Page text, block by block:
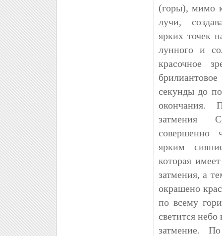
(горы), мимо
лучи,
ярких точек
лунного и
красочное
секунды до
окончания.
затмения
совершенно
ярким
которая
затмения, а
окрашено
по всему
светится небо
затмение.